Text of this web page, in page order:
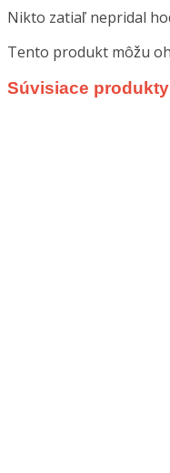
Nikto zatiaľ nepridal
Tento produkt môžu
Súvisiace produkty